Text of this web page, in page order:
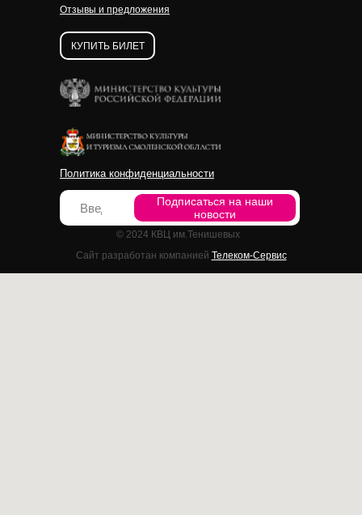
Отзывы и предложения
© 2024 КВЦ им.Тенишевых
КУПИТЬ БИЛЕТ
Политика конфиденциальности
Подписаться на наши
новости
Сайт разработан компанией Телеком-Сервис